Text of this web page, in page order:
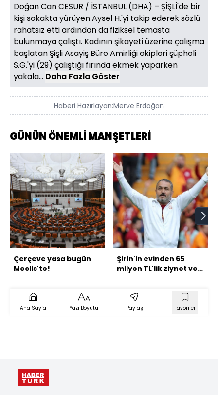
Doğan Can CESUR / İSTANBUL (DHA) – ŞİŞLİ'de bir
kişi sokakta yürüyen Aysel H.'yi takip ederek sözlü
rahatsız etti ardından da fiziksel temasta
bulunmaya çalıştı. Kadının şikayeti üzerine çalışma
başlatan Şişli Asayiş Büro Amirliği ekipleri şüpheli
S.G.'yi (29) çalıştığı fırında ekmek yaparken
yakala... Daha Fazla Göster
Haberi Hazırlayan:Merve Erdoğan
GÜNÜN ÖNEMLİ MANŞETLERİ
Çerçeve yasa bugün
Meclis'te!
Şirin'in evinden 65
milyon TL'lik ziynet ve
Ana Sayfa Yazı Boyutu Paylaş Favoriler